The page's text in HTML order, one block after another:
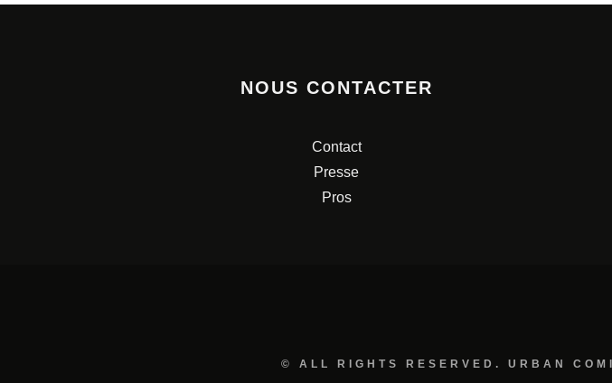
NOUS CONTACTER
Contact
Presse
Pros
© ALL RIGHTS RESERVED. URBAN